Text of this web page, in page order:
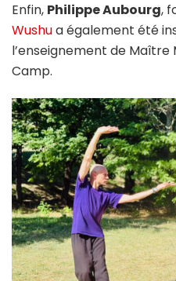
Enfin, Philippe Aubourg,
Wushua également été
l’enseignement de Maître
Camp.